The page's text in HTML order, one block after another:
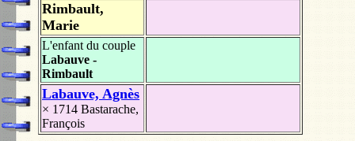
Rimbault,
Marie
L'enfant du couple
Labauve -
Rimbault
Labauve, Agnès
× 1714 Bastarache,
François